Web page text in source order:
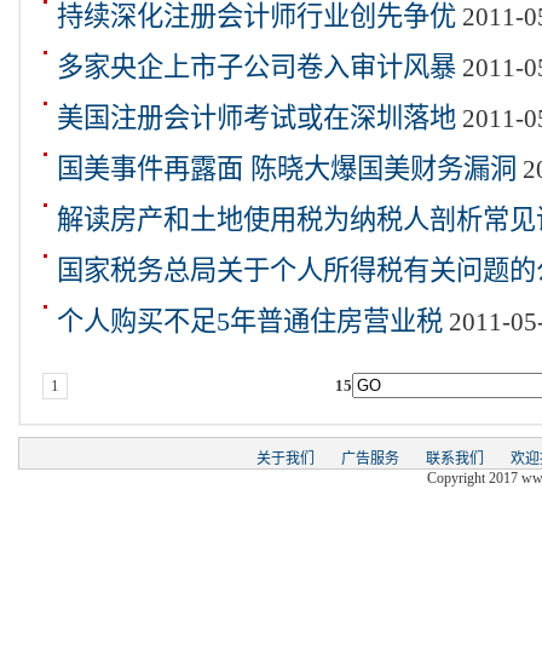
持续深化注册会计师行业创先争优 2011-
多家央企上市子公司卷入审计风暴 2011-
美国注册会计师考试或在深圳落地 2011-
国美事件再露面 陈晓大爆国美财务漏洞
解读房产和土地使用税为纳税人剖析常
国家税务总局关于个人所得税有关问题
个人购买不足5年普通住房营业税 2011-
15
1
关于我们 广告服务 联系我们
欢
Copyright 2017